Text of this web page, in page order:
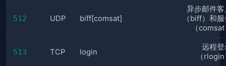
512 UDP biff[comsat]
异步邮件客
（biff）和
（
513 TCP login
远程登
（